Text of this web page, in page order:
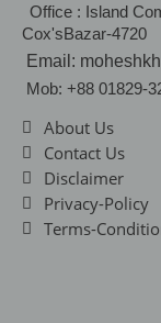
Office : Island
Cox'sBazar-4720
Email:
Mob: +88 01829-
About Us
Contact Us
Disclaimer
Privacy-Policy
Terms-